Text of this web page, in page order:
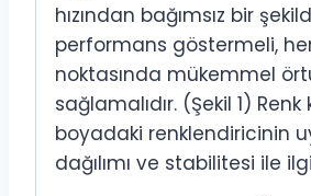
hızından bağımsız bir
performans göstermeli,
noktasında mükemmel
sağlamalıdır. (Şekil 1)
boyadaki renklendiricinin
dağılımı ve stabilitesi ile